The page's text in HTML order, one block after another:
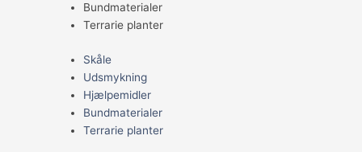
Bundmaterialer
Terrarie planter
Skåle
Udsmykning
Hjælpemidler
Bundmaterialer
Terrarie planter